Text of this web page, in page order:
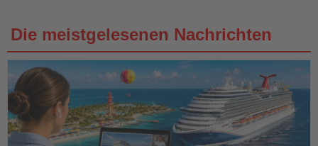
Die meistgelesenen Nachrichten